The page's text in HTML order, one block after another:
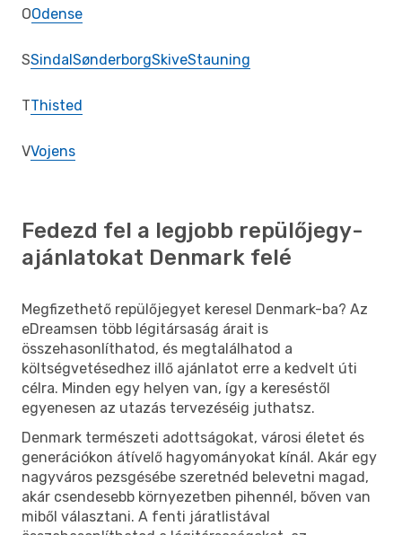
OOdense
SSindalSønderborgSkiveStauning
TThisted
VVojens
Fedezd fel a legjobb repülőjegy-
ajánlatokat Denmark felé
Megfizethető repülőjegyet keresel Denmark-ba? Az
eDreamsen több légitársaság árait is
összehasonlíthatod, és megtalálhatod a
költségvetésedhez illő ajánlatot erre a kedvelt úti
célra. Minden egy helyen van, így a kereséstől
egyenesen az utazás tervezéséig juthatsz.
Denmark természeti adottságokat, városi életet és
generációkon átívelő hagyományokat kínál. Akár egy
nagyváros pezsgésébe szeretnéd belevetni magad,
akár csendesebb környezetben pihennél, bőven van
miből választani. A fenti járatlistával